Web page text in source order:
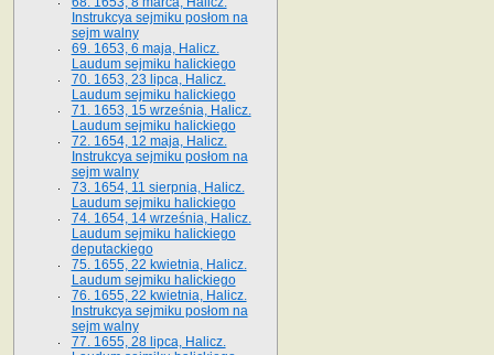
Instrukcya sejmiku posłom na
sejm walny
69. 1653, 6 maja, Halicz.
Laudum sejmiku halickiego
70. 1653, 23 lipca, Halicz.
Laudum sejmiku halickiego
71. 1653, 15 września, Halicz.
Laudum sejmiku halickiego
72. 1654, 12 maja, Halicz.
Instrukcya sejmiku posłom na
sejm walny
73. 1654, 11 sierpnia, Halicz.
Laudum sejmiku halickiego
74. 1654, 14 września, Halicz.
Laudum sejmiku halickiego
deputackiego
75. 1655, 22 kwietnia, Halicz.
Laudum sejmiku halickiego
76. 1655, 22 kwietnia, Halicz.
Instrukcya sejmiku posłom na
sejm walny
77. 1655, 28 lipca, Halicz.